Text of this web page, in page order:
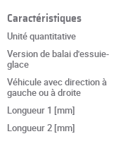
Caractéristiques
Unité quantitative
Version de balai d'essuie-
glace
Véhicule avec direction à
gauche ou à droite
Longueur 1 [mm]
Longueur 2 [mm]